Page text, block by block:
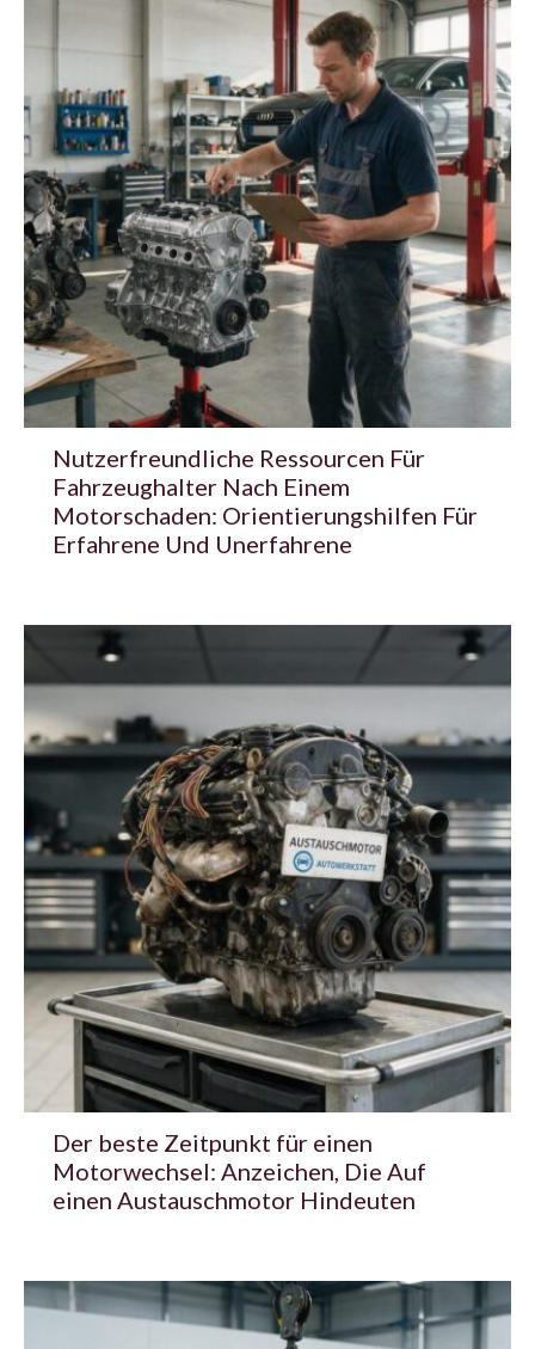
Nutzerfreundliche Ressourcen Für
Fahrzeughalter Nach Einem
Motorschaden: Orientierungshilfen Für
Erfahrene Und Unerfahrene
Der beste Zeitpunkt für einen
Motorwechsel: Anzeichen, Die Auf
einen Austauschmotor Hindeuten